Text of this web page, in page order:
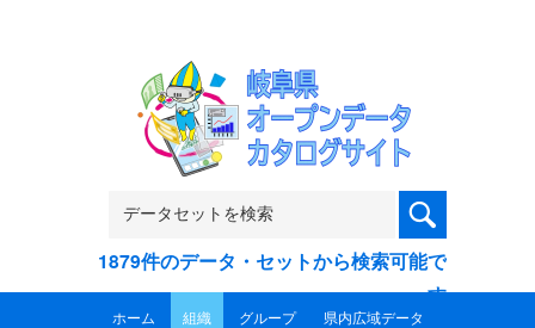
1879件のデータ・セットから検索可能で
す
ホーム 組織 グループ 県内広域データ